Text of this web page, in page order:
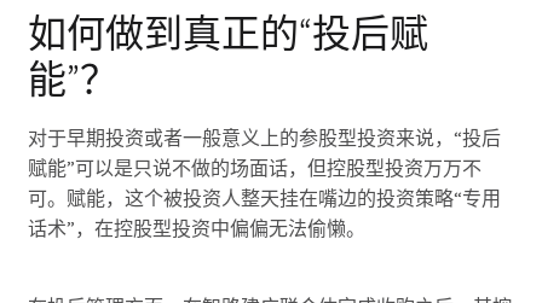
如何做到真正的“投后赋
能”？
对于早期投资或者一般意义上的参股型投资来说，“投后
赋能”可以是只说不做的场面话，但控股型投资万万不
可。赋能，这个被投资人整天挂在嘴边的投资策略“专用
话术”，在控股型投资中偏偏无法偷懒。